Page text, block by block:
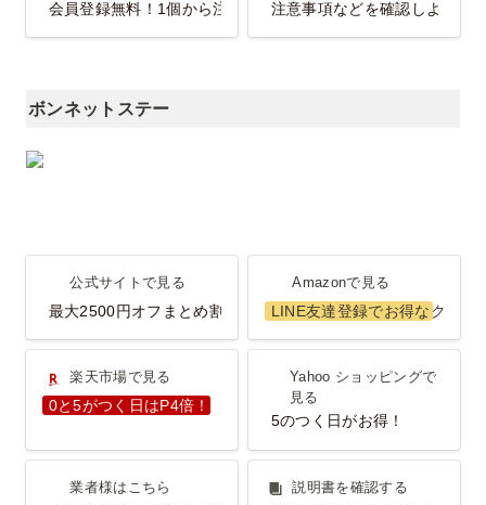
会員登録無料！1個から注文OK！注意事項などを確認しよう！
ボンネットステー
公式サイトで見る
公式サイトで見る
最大2500円オフまとめ割
Amazonで見る
Amazonで見る
LINE友達登録でお得なクーポ
楽天市場で見る
楽天市場で見る
0と5がつく日はP4倍！
Yahoo ショッピングで見
Yahoo ショッピングで
見る
5のつく日がお得！
業者様はこちら
業者様はこちら
説明書を確認する
説明書を確認する